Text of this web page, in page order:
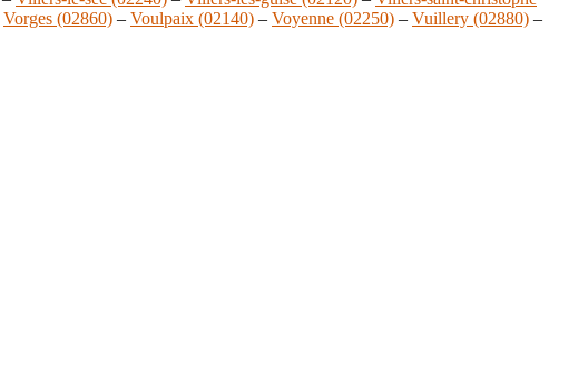
Vorges (02860) – Voulpaix (02140) – Voyenne (02250) – Vuillery (02880) –